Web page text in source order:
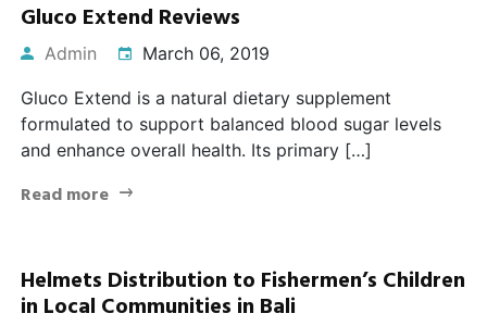
Gluco Extend Reviews
Admin March 06, 2019
Gluco Extend is a natural dietary supplement
formulated to support balanced blood sugar levels
and enhance overall health. Its primary […]
Read more
Helmets Distribution to Fishermen’s Children
in Local Communities in Bali